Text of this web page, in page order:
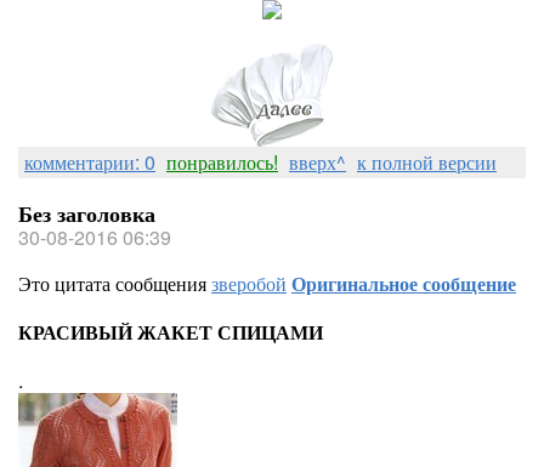
комментарии: 0 понравилось! вверх^ к полной версии
Без заголовка
30-08-2016 06:39
Это цитата сообщениязверобой Оригинальное сообщение
КРАСИВЫЙ ЖАКЕТ СПИЦАМИ
.